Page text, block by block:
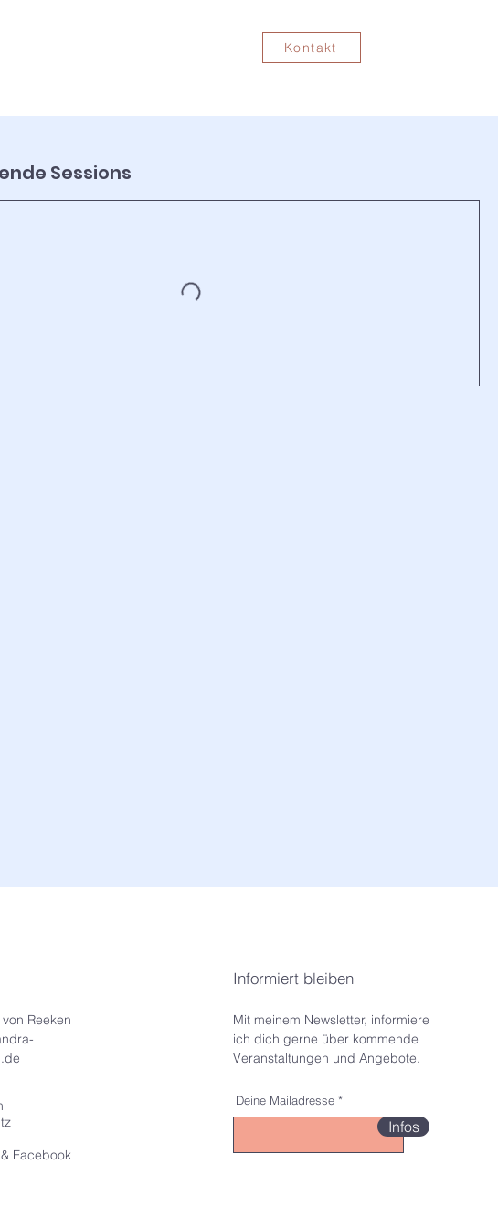
Kontakt
Sessions
Reeken
Facebook
Informiert bleiben
Mit meinem Newsletter, informiere
ich dich gerne über kommende
Veranstaltungen und Angebote.
Deine Mailadresse
Infos